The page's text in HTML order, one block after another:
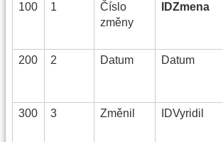
100
1
Číslo
změny
IDZmena
200 2 Datum Datum
300 3 Změnil IDVyridil